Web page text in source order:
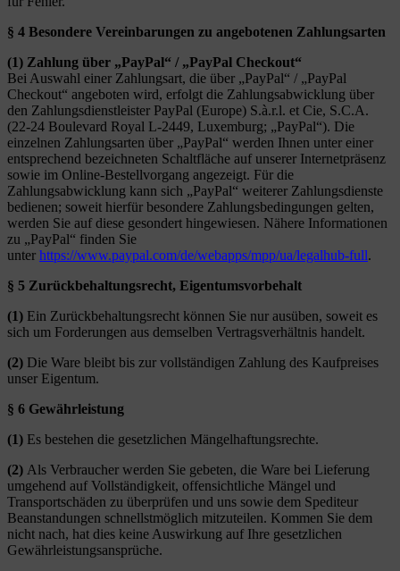
§ 4 Besondere Vereinbarungen zu angebotenen Zahlungsarten
(1) Zahlung über „PayPal“ / „PayPal Checkout“
Bei Auswahl einer Zahlungsart, die über „PayPal“ / „PayPal
Checkout“ angeboten wird, erfolgt die Zahlungsabwicklung über
den Zahlungsdienstleister PayPal (Europe) S.à.r.l. et Cie, S.C.A.
(22-24 Boulevard Royal L-2449, Luxemburg; „PayPal“). Die
einzelnen Zahlungsarten über „PayPal“ werden Ihnen unter einer
entsprechend bezeichneten Schaltfläche auf unserer Internetpräsenz
sowie im Online-Bestellvorgang angezeigt. Für die
Zahlungsabwicklung kann sich „PayPal“ weiterer Zahlungsdienste
bedienen; soweit hierfür besondere Zahlungsbedingungen gelten,
werden Sie auf diese gesondert hingewiesen. Nähere Informationen
zu „PayPal“ finden Sie
unter https://www.paypal.com/de/webapps/mpp/ua/legalhub-full.
§ 5 Zurückbehaltungsrecht, Eigentumsvorbehalt
(1) Ein Zurückbehaltungsrecht können Sie nur ausüben, soweit es
sich um Forderungen aus demselben Vertragsverhältnis handelt.
(2) Die Ware bleibt bis zur vollständigen Zahlung des Kaufpreises
unser Eigentum.
§ 6 Gewährleistung
(1) Es bestehen die gesetzlichen Mängelhaftungsrechte.
(2) Als Verbraucher werden Sie gebeten, die Ware bei Lieferung
umgehend auf Vollständigkeit, offensichtliche Mängel und
Transportschäden zu überprüfen und uns sowie dem Spediteur
Beanstandungen schnellstmöglich mitzuteilen. Kommen Sie dem
nicht nach, hat dies keine Auswirkung auf Ihre gesetzlichen
Gewährleistungsansprüche.